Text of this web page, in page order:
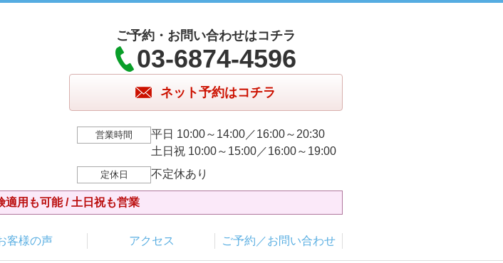
ご予約・お問い合わせはコチラ
03-6874-4596
ネット予約はコチラ
営業時間
平日 10:00～14:00／16:00～20:30
土日祝 10:00～15:00／16:00～19:00
定休日 不定休あり
適用も可能 / 土日祝も営業
客様の声 アクセス ご予約／お問い合わせ